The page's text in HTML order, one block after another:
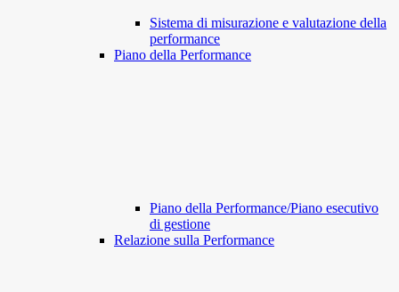
Sistema di misurazione e valutazione della
performance
Piano della Performance
Piano della Performance/Piano esecutivo
di gestione
Relazione sulla Performance